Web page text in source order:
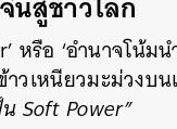
หรือ ‘อำนาจโน้
วเหนียวมะม่วงบ
Soft Power”
TWEET LINE